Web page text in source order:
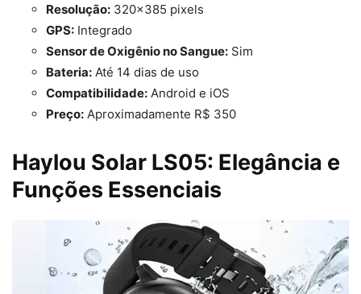
Resolução: 320×385 pixels
GPS: Integrado
Sensor de Oxigênio no Sangue: Sim
Bateria: Até 14 dias de uso
Compatibilidade: Android e iOS
Preço: Aproximadamente R$ 350
Haylou Solar LS05: Elegância e
Funções Essenciais